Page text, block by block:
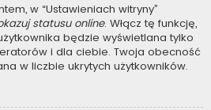
w “Ustawieniach witryny”
statusu online. Włącz tę funkcję,
będzie wyświetlana tylko
i dla ciebie. Twoja obecność
w liczbie ukrytych użytkowników.